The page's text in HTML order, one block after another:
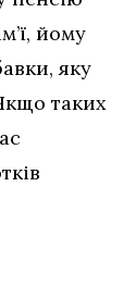
йому
яку
таких